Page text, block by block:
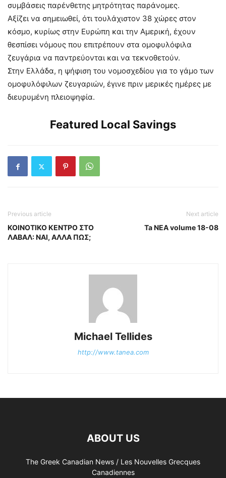
συμβάσεις παρένθετης μητρότητας παράνομες.
Αξίζει να σημειωθεί, ότι τουλάχιστον 38 χώρες στον
κόσμο, κυρίως στην Ευρώπη και την Αμερική, έχουν
θεσπίσει νόμους που επιτρέπουν στα ομοφυλόφιλα
ζευγάρια να παντρεύονται και να τεκνοθετούν.
Στην Ελλάδα, η ψήφιση του νομοσχεδίου για το γάμο των
ομοφυλόφιλων ζευγαριών, έγινε πριν μερικές ημέρες με
διευρυμένη πλειοψηφία.
Featured Local Savings
Previous article
ΚΟΙΝΟΤΙΚΟ ΚΕΝΤΡΟ ΣΤΟ
ΛΑΒΑΛ: ΝΑΙ, ΑΛΛΑ ΠΩΣ;
Next article
Ta NEA volume 18-08
Michael Tellides
http://www.tanea.com
ABOUT US
The Greek Canadian News / Les Nouvelles Grecques
Canadiennes